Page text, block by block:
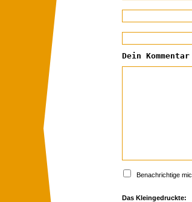
Dein Kommentar
Benachrichtige
Das Kleingedruckte: